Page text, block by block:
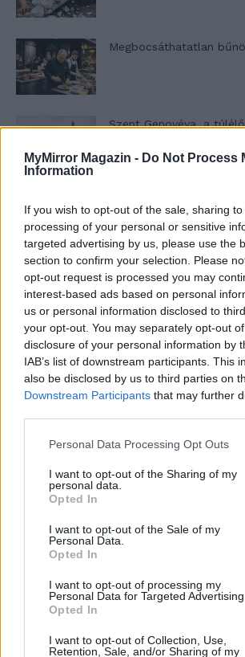
MyMirror Magazin - Do Not Process
Information
If you wish to opt-out of the sale, sharing
processing of your personal or sensitive
targeted advertising by us, please use the
section to confirm your selection. Please
opt-out request is processed you may
interest-based ads based on personal
us or personal information disclosed to
your opt-out. You may separately opt-out
disclosure of your personal information by
IAB’s list of downstream participants. This
also be disclosed by us to third parties on
Downstream Participants that may further
Personal Data Processing Opt Outs
I want to opt-out of the Sharing of my
personal data.
Opted In
I want to opt-out of the Sale of my
Personal Data.
Opted In
I want to opt-out of processing my
Personal Data for Targeted Advertising.
Opted In
I want to opt-out of Collection, Use,
Retention, Sale, and/or Sharing of my
Megbocsáthatatlan
Szent Genovéva, a
Minka 11. rész
T. szereti a fiatal
nőknek, amikor
gyűjteménye
Elyna Robbs: Adéle és
13. rész